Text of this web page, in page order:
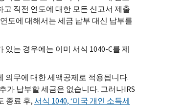
직전 연도에 대한 모든 신고서 제출
도에 대해서는 세금 납부 대신 납부를
는 경우에는 이미 서식 1040-C를 제
의무에 대한 세액공제로 적용됩니다.
가 납부할 세금은 없습니다. 그러나IRS
종료 후,서식 1040, ‘미국 개인 소득세